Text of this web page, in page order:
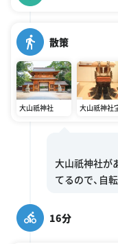
散策
大山祇神社
大山祇神社
大山祇神社が
16分